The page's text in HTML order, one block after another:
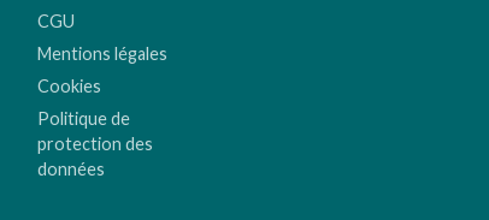
CGU
Mentions légales
Cookies
Politique de
protection des
données